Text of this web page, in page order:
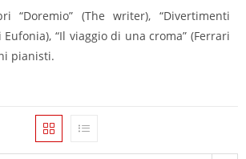
“Doremio” (The writer), “Divertimenti
Eufonia), “Il viaggio di una croma” (Ferrari
pianisti.